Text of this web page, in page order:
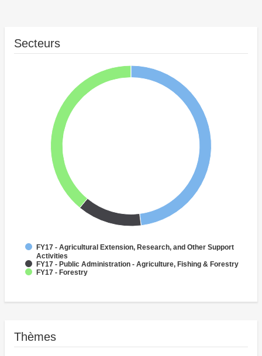
Secteurs
FY17 - Agricultural Extension, Research, and Other Support
Activities
FY17 - Public Administration - Agriculture, Fishing & Forestry
FY17 - Forestry
Thèmes